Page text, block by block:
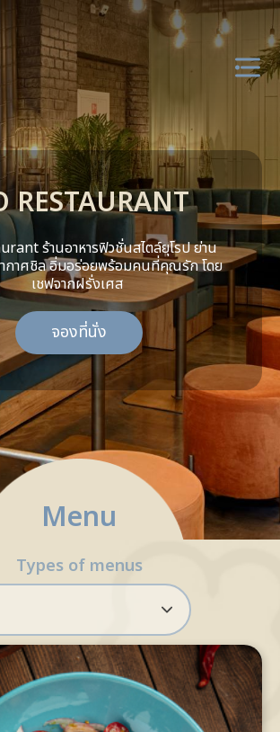
RESTAURANT
ร้านอาหารฟิวชั่นสไตล์ยุโรป ย่าน
กาศชิล อิ่มอร่อยพร้อมคนที่คุณรัก โดย
เชฟจากฝรั่งเศส
จองที่นั่ง
Menu
Types of menus
About us
Menu
Service
Review
us
via LINE OA only